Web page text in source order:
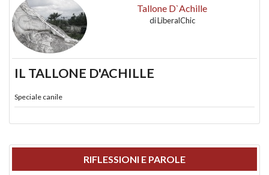
Tallone D`Achille
diLiberalChic
IL TALLONE D'ACHILLE
Speciale canile
RIFLESSIONI E PAROLE